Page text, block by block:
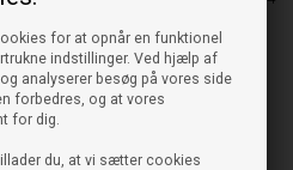
for at opnår en funktionel
indstillinger. Ved hjælp af
analyserer besøg på vores side
forbedres, og at vores
for dig.
du, at vi sætter cookies
149,95 DKK
JBS 4/6